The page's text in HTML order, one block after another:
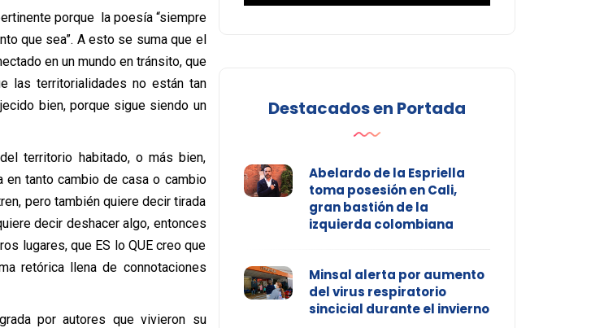
porque la poesía “siempre
que sea”. A esto se suma que el
en un mundo en tránsito, que
las territorialidades no están tan
bien, porque sigue siendo un
territorio habitado, o más bien,
en tanto cambio de casa o cambio
pero también quiere decir tirada
decir deshacer algo, entonces
lugares, que ES lo QUE creo que
retórica llena de connotaciones
por autores que vivieron su
Destacados en Portada
Abelardo de la Espriella
toma posesión en Cali,
gran bastión de la
izquierda colombiana
Minsal alerta por aumento
del virus respiratorio
sincicial durante el invierno